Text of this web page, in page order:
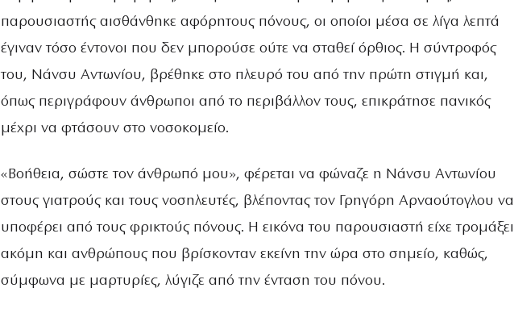
παρουσιαστής αισθάνθηκε αφόρητους πόνους, οι οποίοι μέσα σε λίγα λεπτά
έγιναν τόσο έντονοι που δεν μπορούσε ούτε να σταθεί όρθιος. Η σύντροφός
του, Νάνσυ Αντωνίου, βρέθηκε στο πλευρό του από την πρώτη στιγμή και,
όπως περιγράφουν άνθρωποι από το περιβάλλον τους, επικράτησε πανικός
μέχρι να φτάσουν στο νοσοκομείο.
«Βοήθεια, σώστε τον άνθρωπό μου», φέρεται να φώναζε η Νάνσυ Αντωνίου
στους γιατρούς και τους νοσηλευτές, βλέποντας τον Γρηγόρη Αρναούτογλου να
υποφέρει από τους φρικτούς πόνους. Η εικόνα του παρουσιαστή είχε τρομάξει
ακόμη και ανθρώπους που βρίσκονταν εκείνη την ώρα στο σημείο, καθώς,
σύμφωνα με μαρτυρίες, λύγιζε από την ένταση του πόνου.